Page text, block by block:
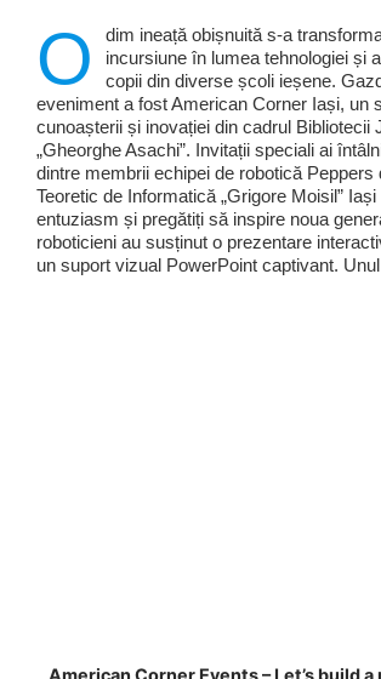
O
dim ineață obișnuită s-a
incursiune în lumea tehnologiei și
copii din diverse școli ieșene.
eveniment a fost American Corner Iași, un
cunoașterii și inovației din cadrul Bibliotecii
„Gheorghe Asachi”. Invitații speciali ai
dintre membrii echipei de robotică Peppers
Teoretic de Informatică „Grigore Moisil”
entuziasm și pregătiți să inspire noua
roboticieni au susținut o prezentare
un suport vizual PowerPoint captivant.
American Corner Events – Let’s build a